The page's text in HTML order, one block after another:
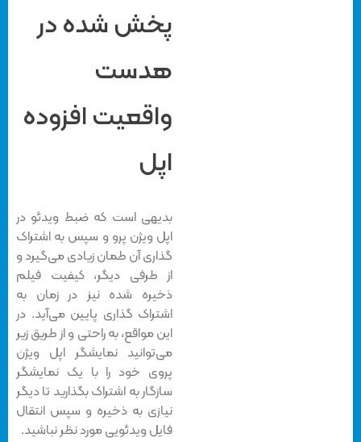
پخش شده در
هدست
واقعیت افزوده
اپل
بدیهی است که ضبط ویدئو در
اپل ویژن پرو و سپس به اشتراک
گذاری آن طمان زیادی می‌گیرد و
از طرفی دیگر، کیفیت فیلم
ذخیره شده نیز در زمان به
اشتراک گذاری پایین می‌آید. در
این مواقع، به راحتی و از طریق زیر
می‌توانید نمایشگر اپل ویژن
پروی خود را با یک نمایشگر
سازگار به اشتراک بگذارید تا دیگر
نیازی به ذخیره و سپس انتقال
فایل ویدئویی مورد نظر نباشید.